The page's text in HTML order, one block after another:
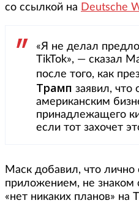
со ссылкой на Deutsche
«Я не делал
TikTok», — сказал
после того, как
Трамп заявил, что
американским
принадлежащего
если тот захочет
Маск добавил, что лично
приложением, не знаком
«нет никаких планов» на